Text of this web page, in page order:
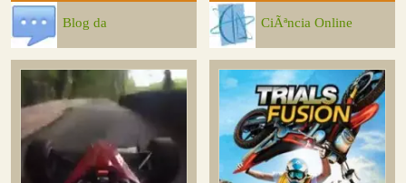
Blog da CiÃªncia Online